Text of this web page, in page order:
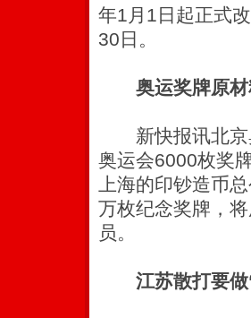
年1月1日起正式
30日。
奥运奖牌原
新快报讯北京
奥运会6000枚奖
上海的印钞造币
万枚纪念奖牌，
员。
江苏散打要